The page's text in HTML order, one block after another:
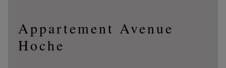
Appartement Avenue
Hoche